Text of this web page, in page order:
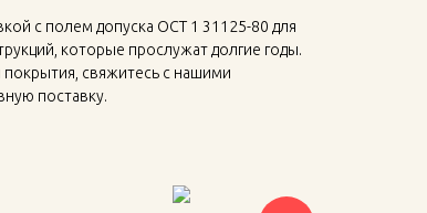
с полем допуска ОСТ 1 31125-80 для
которые прослужат долгие годы.
свяжитесь с нашими
поставку.